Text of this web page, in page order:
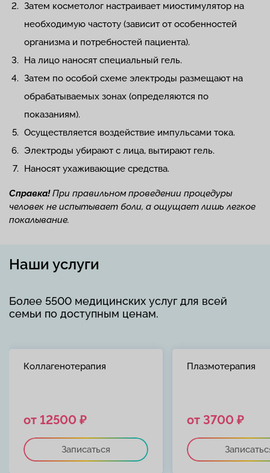
Затем косметолог настраивает миостимулятор на
необходимую частоту (зависит от особенностей
организма и потребностей пациента).
На лицо наносят специальный гель.
Затем по особой схеме электроды размещают на
обрабатываемых зонах (определяются по
показаниям).
Осуществляется воздействие импульсами тока.
Электроды убирают с лица, вытирают гель.
Наносят ухаживающие средства.
Справка!При правильном проведении процедуры
человек не испытывает боли, а ощущает лишь легкое
покалывание.
Наши услуги
Более 5500 медицинских услуг для всей
семьи по доступным ценам.
Коллагенотерапия
от 12500 ₽
Записаться
Плазмотерапия
от 3700 ₽